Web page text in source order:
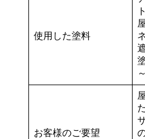
使用した塗料
お客様のご要望